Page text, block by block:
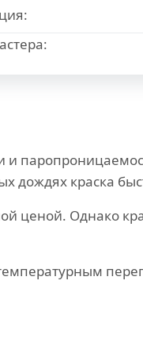
и
дождях краска
ценой. Однако